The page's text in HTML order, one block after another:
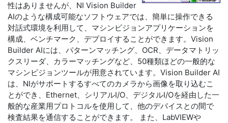
性はありませんが、NI Vision Builder
AIのような構成可能なソフトウェアでは、簡単に操作できる
対話式環境を利用して、マシンビジョンアプリケーションを
構成、ベンチマーク、デプロイすることができます。Vision
Builder AIには、パターンマッチング、OCR、データマトリッ
クスリーダ、カラーマッチングなど、50種類ほどの一般的な
マシンビジョンツールが用意されています。Vision Builder AI
は、NIがサポートするすべてのカメラから画像を取り込むこ
とができ、Ethernet、シリアルI/O、デジタルI/Oを経由した一
般的な産業用プロトコルを使用して、他のデバイスとの間で
検査結果を通信することができます。 また、LabVIEWや